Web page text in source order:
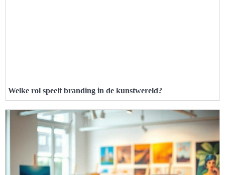
Welke rol speelt branding in de kunstwereld?